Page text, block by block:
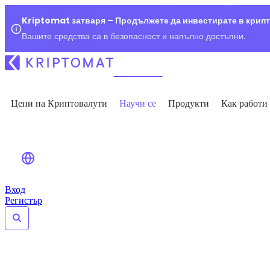
Kriptomat затваря – Продължете да инвестирате в
Вашите средства са в безопасност и напълно достъпни.
Цени на Криптовалути Научи се Продукти Как работи
Вход
Регистър